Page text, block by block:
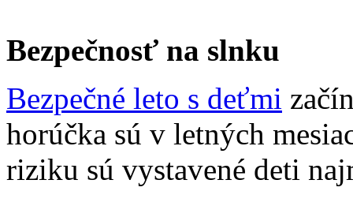
Bezpečnosť na slnku
Bezpečné leto s deťmi
horúčka sú v letných
riziku sú vystavené deti